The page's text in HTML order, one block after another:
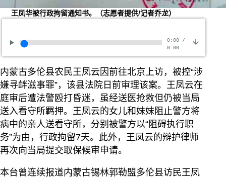
王凤华被行政拘留通知书。（志愿者提供/记者乔龙）
0:00/
0:00
内蒙古多伦县农民王凤云因前往北京上访，被控“涉
嫌寻衅滋事罪”，该县法院日前审理该案。王凤云在
庭审后遭法警殴打昏迷，虽经送医抢救但仍被当局
送入看守所羁押。王凤云的女儿和妹妹阻止警方将
病中的亲人送看守所，分别被警方以“阻碍执行职
务”为由，行政拘留7天。此外，王凤云的辩护律师
再次向当局提交取保候审申请。
本台曾连续报道内蒙古锡林郭勒盟多伦县访民王凤